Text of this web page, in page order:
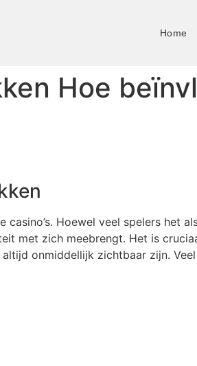
Home
Hoe
Hoewel veel spelers het
met zich meebrengt. Het is
onmiddellijk zichtbaar zijn.